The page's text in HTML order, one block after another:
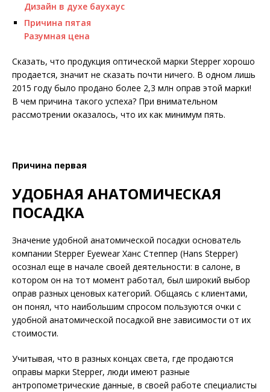
Дизайн в духе баухаус
Причина пятая
Разумная цена
Сказать, что продукция оптической марки Stepper хорошо
продается, значит не сказать почти ничего. В одном лишь
2015 году было продано более 2,3 млн оправ этой марки!
В чем причина такого успеха? При внимательном
рассмотрении оказалось, что их как минимум пять.
Причина первая
УДОБНАЯ АНАТОМИЧЕСКАЯ
ПОСАДКА
Значение удобной анатомической посадки основатель
компании Stepper Eyewear Ханс Степпер (Hans Stepper)
осознал еще в начале своей деятельности: в салоне, в
котором он на тот момент работал, был широкий выбор
оправ разных ценовых категорий. Общаясь с клиентами,
он понял, что наибольшим спросом пользуются очки с
удобной анатомической посадкой вне зависимости от их
стоимости.
Учитывая, что в разных концах света, где продаются
оправы марки Stepper, люди имеют разные
антропометрические данные, в своей работе специалисты